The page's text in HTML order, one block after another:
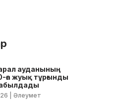
ауданының
ға жуық тұрғынды
| Әлеумет